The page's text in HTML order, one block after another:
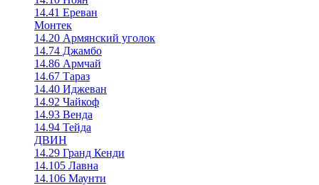
14.41 Ереван
Монтек
14.20 Армянский уголок
14.74 Джамбо
14.86 Армчай
14.67 Тараз
14.40 Иджеван
14.92 Чайкоф
14.93 Венда
14.94 Тейда
ДВИН
14.29 Гранд Кенди
14.105 Лавна
14.106 Маунти